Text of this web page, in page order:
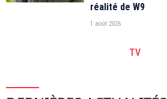
réalité de W9
1 août 2026
TV